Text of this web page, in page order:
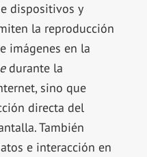
dispositivos y
la reproducción
imágenes en la
durante la
sino que
directa del
También
e interacción en